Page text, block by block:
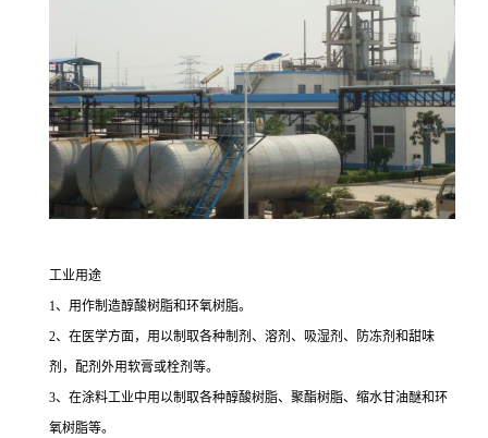
工业用途
1、用作制造醇酸树脂和环氧树脂。
2、在医学方面，用以制取各种制剂、溶剂、吸湿剂、防冻剂和甜味
剂，配剂外用软膏或栓剂等。
3、在涂料工业中用以制取各种醇酸树脂、聚酯树脂、缩水甘油醚和环
氧树脂等。